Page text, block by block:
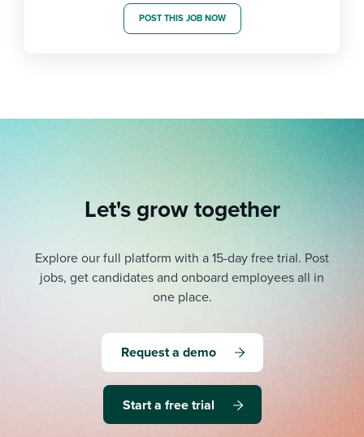
POST THIS JOB NOW
Let's grow together
Explore our full platform with a 15-day free trial. Post
jobs, get candidates and onboard employees all in
one place.
Request a demo
Start a free trial